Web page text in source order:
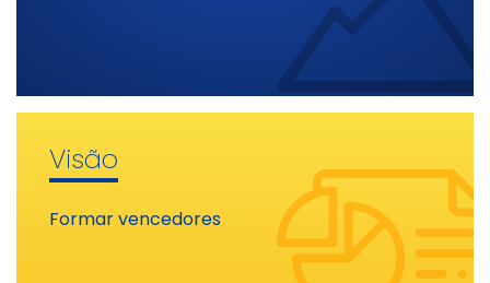
Visão
Formar vencedores